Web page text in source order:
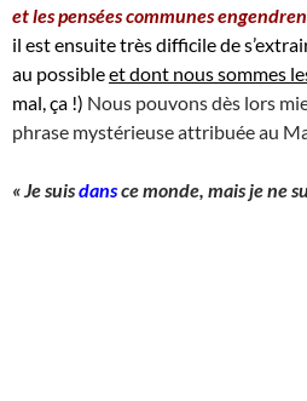
et les pensées communes
il est ensuite très difficile de
au possibleet dont nous sommes
mal, ça !) Nous pouvons dès lors
phrase mystérieuse attribuée au
« Je suisdansce monde, mais je ne